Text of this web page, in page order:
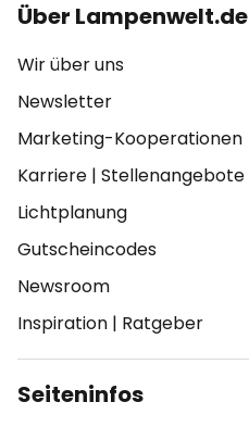
Über Lampenwelt.de
Wir über uns
Newsletter
Marketing-Kooperationen
Karriere | Stellenangebote
Lichtplanung
Gutscheincodes
Newsroom
Inspiration | Ratgeber
Seiteninfos